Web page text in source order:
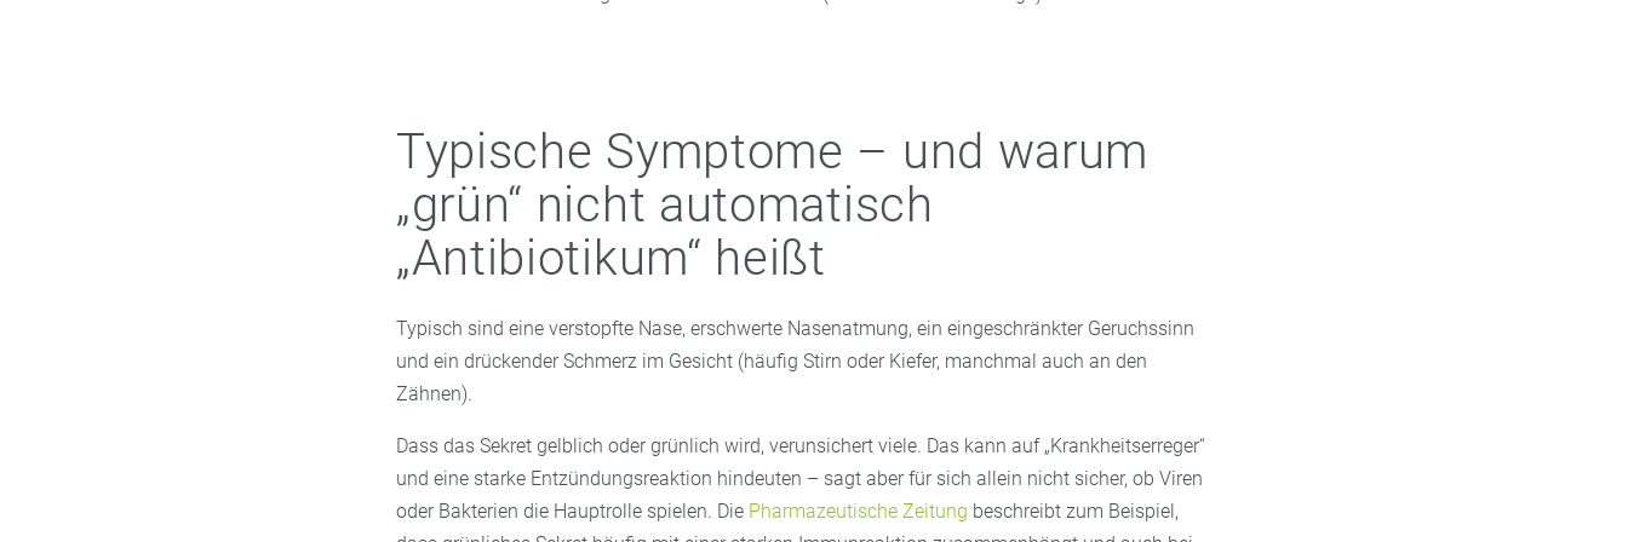
Typische Symptome – und warum
„grün“ nicht automatisch
„Antibiotikum“ heißt
Typisch sind eine verstopfte Nase, erschwerte Nasenatmung, ein eingeschränkter Geruchssinn
und ein drückender Schmerz im Gesicht (häufig Stirn oder Kiefer, manchmal auch an den
Zähnen).
Dass das Sekret gelblich oder grünlich wird, verunsichert viele. Das kann auf „Krankheitserreger“
und eine starke Entzündungsreaktion hindeuten – sagt aber für sich allein nicht sicher, ob Viren
oder Bakterien die Hauptrolle spielen. Die Pharmazeutische Zeitung beschreibt zum Beispiel,